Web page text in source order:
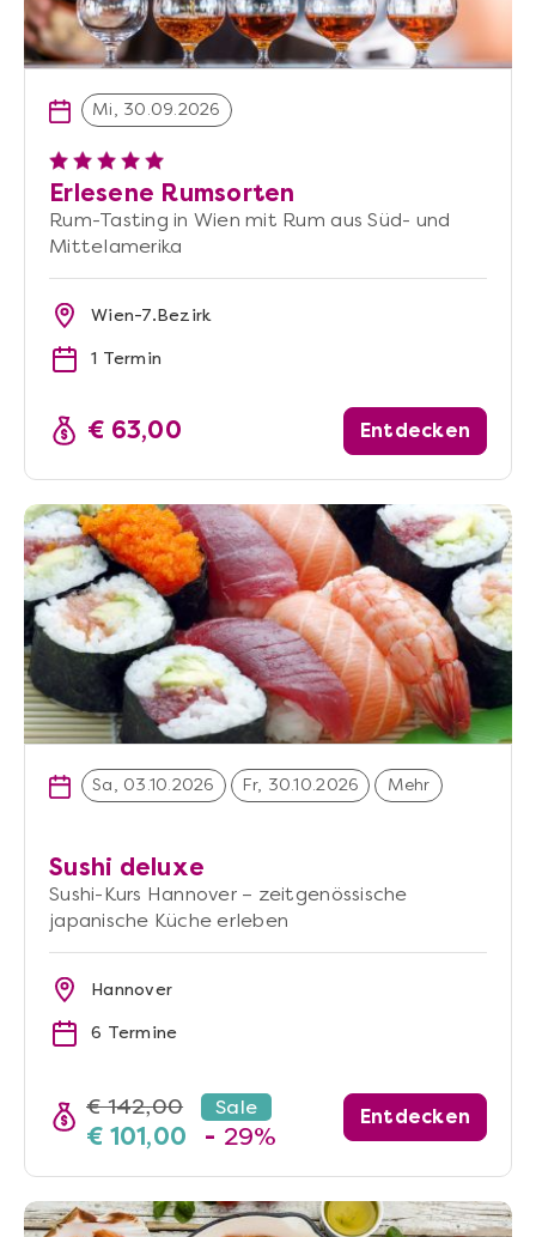
Mi, 30.09.2026
Erlesene Rumsorten
Rum-Tasting in Wien mit Rum aus Süd- und
Mittelamerika
Wien-7.Bezirk
1 Termin
€ 63,00 Entdecken
Sa, 03.10.2026 Fr, 30.10.2026 Mehr
Sushi deluxe
Sushi-Kurs Hannover – zeitgenössische
japanische Küche erleben
Hannover
6 Termine
€ 142,00 Sale
€ 101,00 - 29%
Entdecken